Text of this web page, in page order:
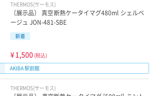
THERMOS(サーモス)
〔展示品〕 真空断熱ケータイマグ480ml シェルベ
ージュ JON-481-SBE
新着
¥1,500 (税込)
AKIBA 駅前館
THERMOS(サーモス)